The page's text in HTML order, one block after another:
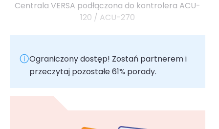
Centrala VERSA podłączona do kontrolera ACU-
120 / ACU-270
Ograniczony dostęp! Zostań partnerem i
przeczytaj pozostałe 61% porady.